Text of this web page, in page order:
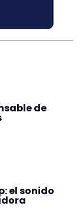
de
el sonido